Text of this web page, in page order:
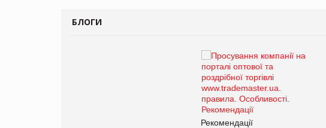
БЛОГИ
Рекомендації